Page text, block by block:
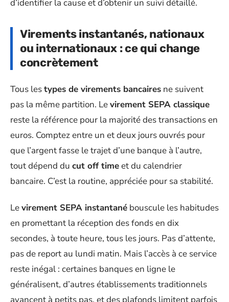
d’identifier la cause et d’obtenir un suivi détaillé.
Virements instantanés, nationaux
ou internationaux : ce qui change
concrètement
Tous lestypes de virements bancaires ne suivent
pas la même partition. Levirement SEPA classique
reste la référence pour la majorité des transactions en
euros. Comptez entre un et deux jours ouvrés pour
que l’argent fasse le trajet d’une banque à l’autre,
tout dépend du cut off timeet du calendrier
bancaire. C’est la routine, appréciée pour sa stabilité.
Levirement SEPA instantané bouscule les habitudes
en promettant la réception des fonds en dix
secondes, à toute heure, tous les jours. Pas d’attente,
pas de report au lundi matin. Mais l’accès à ce service
reste inégal : certaines banques en ligne le
généralisent, d’autres établissements traditionnels